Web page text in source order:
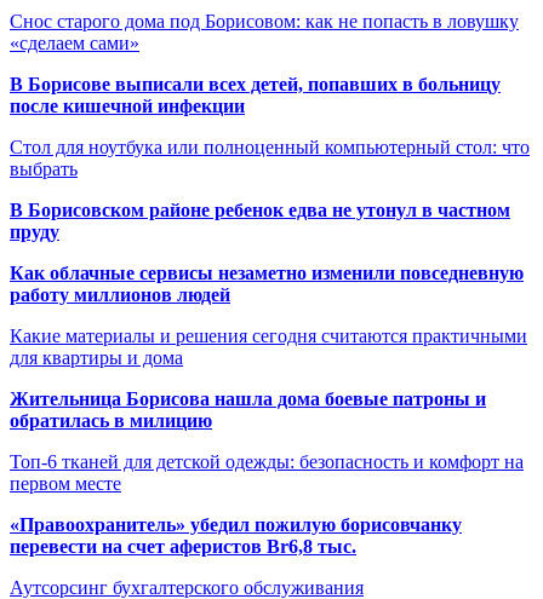
Снос старого дома под Борисовом: как не попасть в ловушку
«сделаем сами»
В Борисове выписали всех детей, попавших в больницу
после кишечной инфекции
Стол для ноутбука или полноценный компьютерный стол: что
выбрать
В Борисовском районе ребенок едва не утонул в частном
пруду
Как облачные сервисы незаметно изменили повседневную
работу миллионов людей
Какие материалы и решения сегодня считаются практичными
для квартиры и дома
Жительница Борисова нашла дома боевые патроны и
обратилась в милицию
Топ-6 тканей для детской одежды: безопасность и комфорт на
первом месте
«Правоохранитель» убедил пожилую борисовчанку
перевести на счет аферистов Br6,8 тыс.
Аутсорсинг бухгалтерского обслуживания